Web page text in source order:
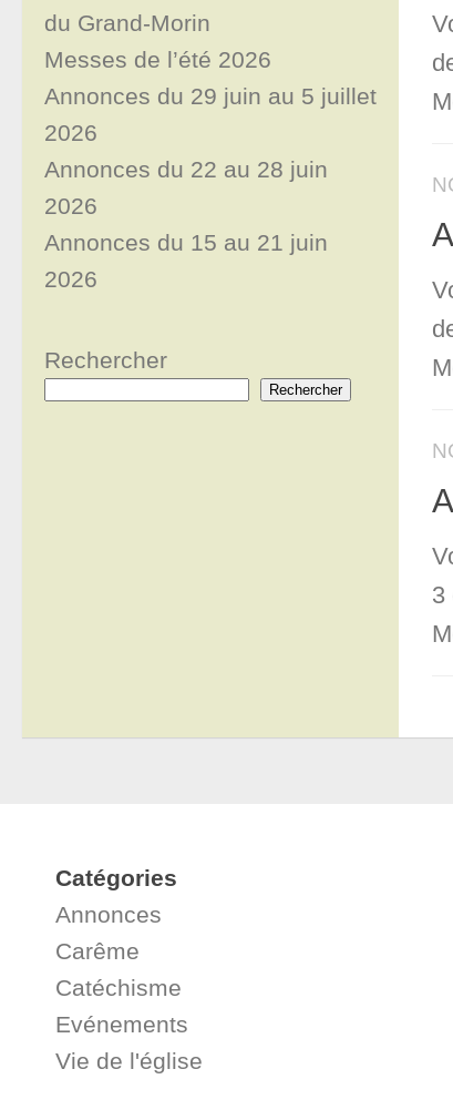
3
du Grand-Morin
Messes de l’été 2026
Annonces du 29 juin au 5 juillet
2026
Annonces du 22 au 28 juin
2026
Annonces du 15 au 21 juin
2026
Rechercher
Rechercher
Catégories
Annonces
Carême
Catéchisme
Evénements
Vie de l'église